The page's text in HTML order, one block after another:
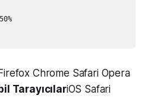
Chrome Safari Opera
TarayıcılariOS Safari